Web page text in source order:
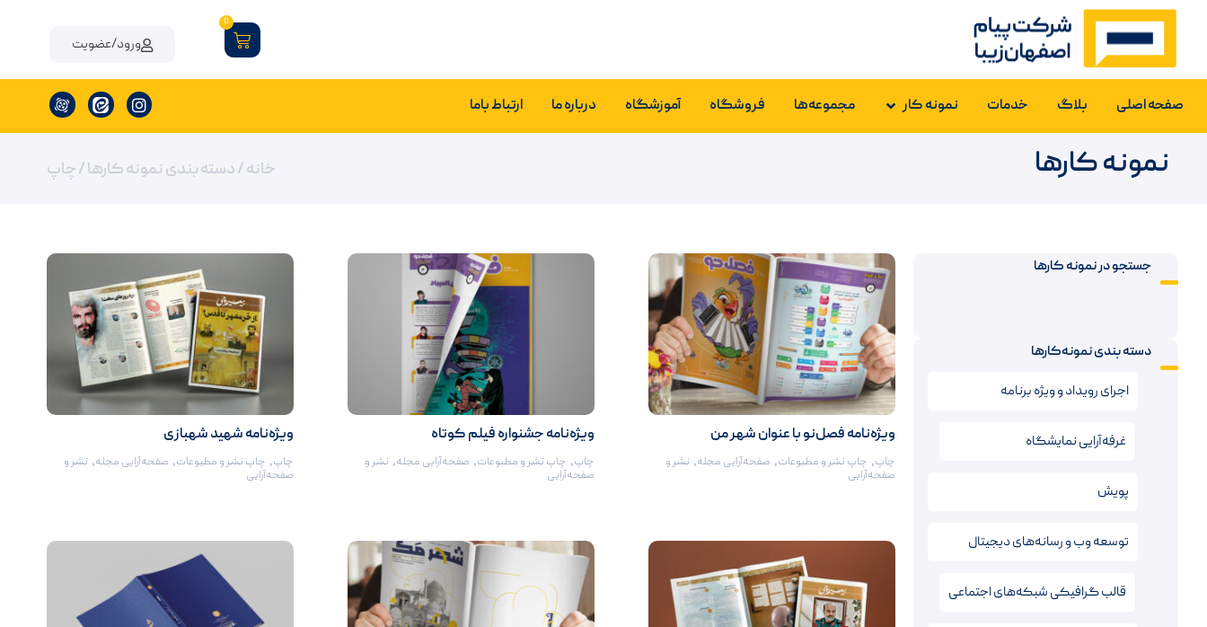
0
ورود/عضویت
صفحه اصلی بلاگ خدمات نمونه کار مجموعه‌ها فروشگاه آموزشگاه درباره ما ارتباط باما
نمونه کارها خانه/ دسته بندی نمونه کارها / چاپ
جستجو در نمونه کارها
دسته بندی نمونه‌کارها
اجرای رویداد و ویژه برنامه
غرفه‌آرایی نمایشگاه
پویش
توسعه وب و رسانه‌های دیجیتال
قالب‌ گرافیکی شبکه‌های اجتماعی
ویژه‌نامه فصل‌نو با عنوان شهر من
چاپ, چاپ نشر و مطبوعات, صفحه‌آرایی مجله, نشر و
صفحه‌آرایی
ویژه‌نامه جشنواره فیلم کوتاه
چاپ, چاپ نشر و مطبوعات, صفحه‌آرایی مجله, نشر و
صفحه‌آرایی
ویژه‌نامه شهید شهبازی
چاپ, چاپ نشر و مطبوعات, صفحه‌آرایی مجله, نشر و
صفحه‌آرایی